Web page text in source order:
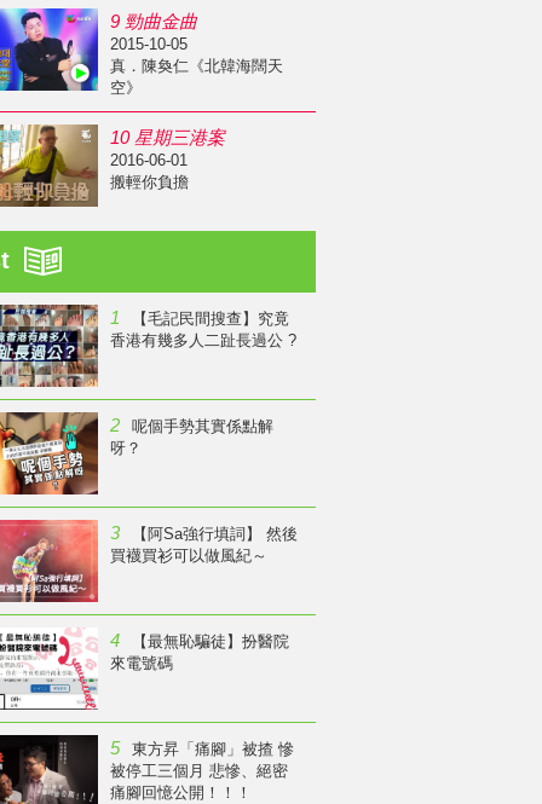
9 勁曲金曲
2015-10-05
真．陳奐仁《北韓海闊天
空》
10 星期三港案
2016-06-01
搬輕你負擔
1
【毛記民間搜查】究竟
香港有幾多人二趾長過公 ?
2
呢個手勢其實係點解
呀？
3
【阿Sa強行填詞】 然後
買襪買衫可以做風紀～
4
【最無恥騙徒】扮醫院
來電號碼
5
東方昇「痛腳」被揸 慘
被停工三個月 悲慘、絕密
痛腳回憶公開！！！